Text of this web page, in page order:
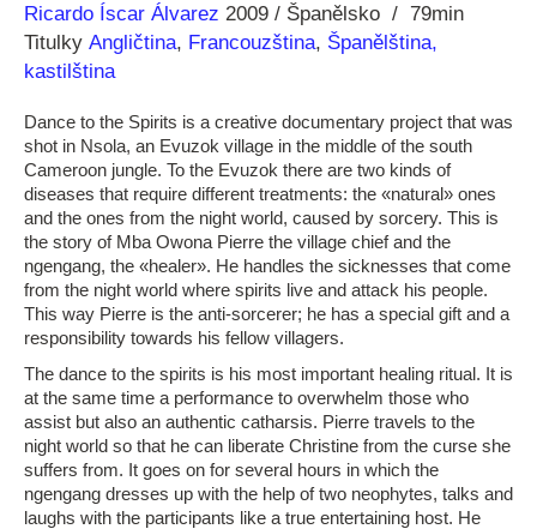
Režie
Ricardo Íscar Álvarez
Rok 2009 Španělsko
79min
Titulky Angličtina, Francouzština, Španělština,
kastilština
Dance to the Spirits is a creative documentary project that was
shot in Nsola, an Evuzok village in the middle of the south
Cameroon jungle. To the Evuzok there are two kinds of
diseases that require different treatments: the «natural» ones
and the ones from the night world, caused by sorcery. This is
the story of Mba Owona Pierre the village chief and the
ngengang, the «healer». He handles the sicknesses that come
from the night world where spirits live and attack his people.
This way Pierre is the anti-sorcerer; he has a special gift and a
responsibility towards his fellow villagers.
The dance to the spirits is his most important healing ritual. It is
at the same time a performance to overwhelm those who
assist but also an authentic catharsis. Pierre travels to the
night world so that he can liberate Christine from the curse she
suffers from. It goes on for several hours in which the
ngengang dresses up with the help of two neophytes, talks and
laughs with the participants like a true entertaining host. He